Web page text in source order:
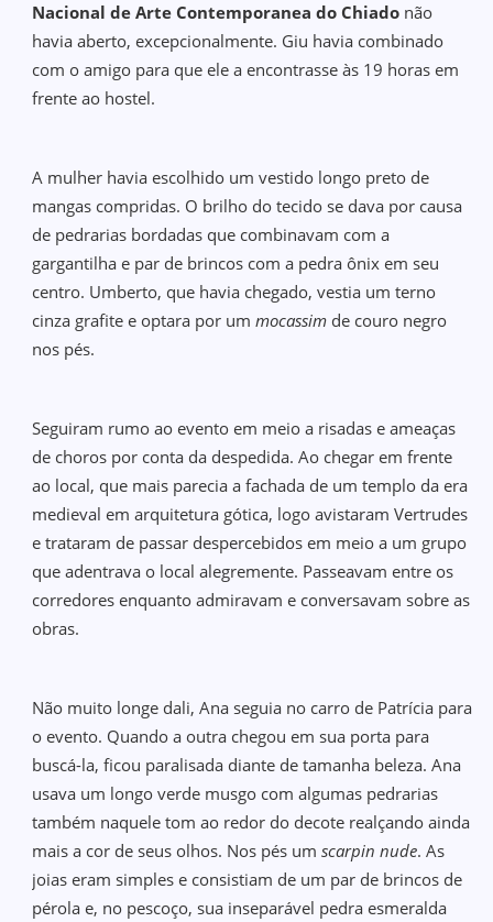
Nacional de Arte Contemporanea do Chiado não
havia aberto, excepcionalmente. Giu havia combinado
com o amigo para que ele a encontrasse às 19 horas em
frente ao hostel.
A mulher havia escolhido um vestido longo preto de
mangas compridas. O brilho do tecido se dava por causa
de pedrarias bordadas que combinavam com a
gargantilha e par de brincos com a pedra ônix em seu
centro. Umberto, que havia chegado, vestia um terno
cinza grafite e optara por ummocassim de couro negro
nos pés.
Seguiram rumo ao evento em meio a risadas e ameaças
de choros por conta da despedida. Ao chegar em frente
ao local, que mais parecia a fachada de um templo da era
medieval em arquitetura gótica, logo avistaram Vertrudes
e trataram de passar despercebidos em meio a um grupo
que adentrava o local alegremente. Passeavam entre os
corredores enquanto admiravam e conversavam sobre as
obras.
Não muito longe dali, Ana seguia no carro de Patrícia para
o evento. Quando a outra chegou em sua porta para
buscá-la, ficou paralisada diante de tamanha beleza. Ana
usava um longo verde musgo com algumas pedrarias
também naquele tom ao redor do decote realçando ainda
mais a cor de seus olhos. Nos pés umscarpin nude. As
joias eram simples e consistiam de um par de brincos de
pérola e, no pescoço, sua inseparável pedra esmeralda